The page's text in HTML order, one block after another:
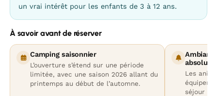
un vrai intérêt pour les enfants de 3 à 12 ans.
À savoir avant de réserver
Camping saisonnier
L’ouverture s’étend sur une période
limitée, avec une saison 2026 allant du
printemps au début de l’automne.
absolu
Les
séjour